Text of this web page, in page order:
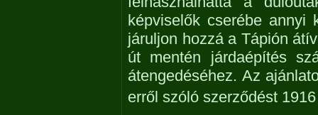
képviselők cserébe annyi
járuljon hozzá a Tápión
út mentén járdaépítés
átengedéséhez. Az
erről szóló szerződést